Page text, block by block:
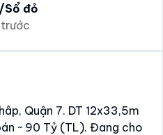
Sổ đỏ
Quận 7. DT 12x33,5m
~ 90 Tỷ (TL). Đang cho